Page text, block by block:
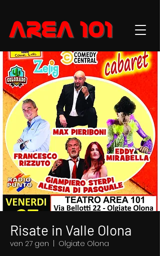
Risate in Valle Olona
ven 27 gen
Olgiate Olona